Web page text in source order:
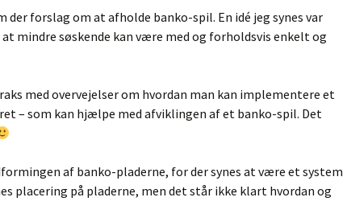
der forslag om at afholde banko-spil. En idé jeg synes var
mindre søskende kan være med og forholdsvis enkelt og
med overvejelser om hvordan man kan implementere et
– som kan hjælpe med afviklingen af et banko-spil. Det
af banko-pladerne, for der synes at være et system
placering på pladerne, men det står ikke klart hvordan og